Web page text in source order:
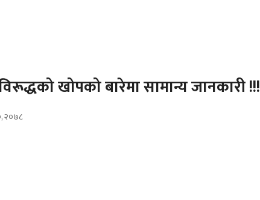
खोपको बारेमा सामान्य जानकारी !!!
२०७८